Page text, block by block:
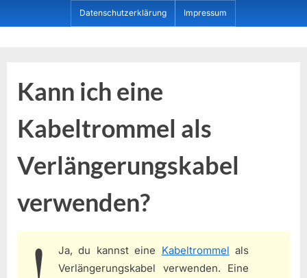
to
Datenschutzerklärung Impressum
Kann ich eine
Kabeltrommel als
Verlängerungskabel
verwenden?
Ja, du kannst eine Kabeltrommel als
Verlängerungskabel verwenden. Eine